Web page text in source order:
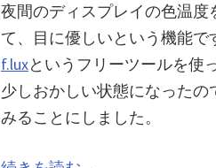
夜間のディスプレイの色温
て、目に優しいという機能
f.luxというフリーツールを使
少しおかしい状態になった
みることにしました。